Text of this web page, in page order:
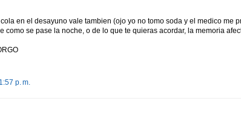
en el desayuno vale tambien (ojo yo no tomo soda y el medico me
como se pase la noche, o de lo que te quieras acordar, la memoria
p. m.